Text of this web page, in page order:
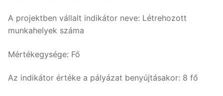
A projektben vállalt indikátor neve: Létrehozott
munkahelyek száma
Mértékegysége: Fő
Az indikátor értéke a pályázat benyújtásakor: 8 fő